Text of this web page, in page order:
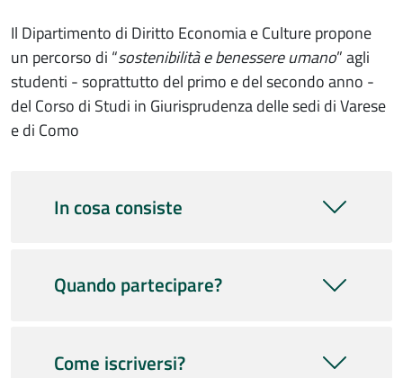
Il Dipartimento di Diritto Economia e Culture propone
un percorso di “sostenibilità e benessere umano” agli
studenti - soprattutto del primo e del secondo anno -
del Corso di Studi in Giurisprudenza delle sedi di Varese
e di Como
In cosa consiste
Quando partecipare?
Come iscriversi?